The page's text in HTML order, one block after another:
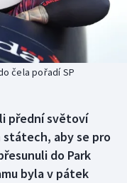
čela pořadí SP
přední světoví
aby se pro
do Park
byla v pátek